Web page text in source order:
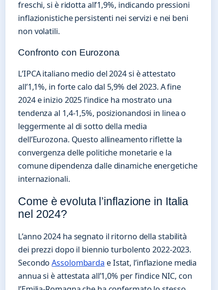
freschi, si è ridotta all’1,9%, indicando pressioni
inflazionistiche persistenti nei servizi e nei beni
non volatili.
Confronto con Eurozona
L’IPCA italiano medio del 2024 si è attestato
all’1,1%, in forte calo dal 5,9% del 2023. A fine
2024 e inizio 2025 l’indice ha mostrato una
tendenza al 1,4-1,5%, posizionandosi in linea o
leggermente al di sotto della media
dell’Eurozona. Questo allineamento riflette la
convergenza delle politiche monetarie e la
comune dipendenza dalle dinamiche energetiche
internazionali.
Come è evoluta l’inflazione in Italia
nel 2024?
L’anno 2024 ha segnato il ritorno della stabilità
dei prezzi dopo il biennio turbolento 2022-2023.
SecondoAssolombarda e Istat, l’inflazione media
annua si è attestata all’1,0% per l’indice NIC, con